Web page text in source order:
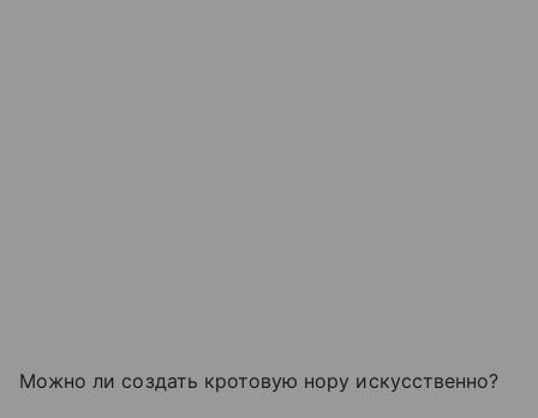
Можно ли создать кротовую нору искусственно?